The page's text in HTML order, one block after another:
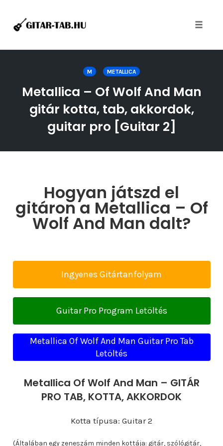
M METALLICA
Metallica – Of Wolf And Man
gitár kotta, tab, akkordok,
guitar pro [Guitar 2]
Hogyan játszd el
gitáron a Metallica – Of
Wolf And Man dalt?
Ingyenes Gitártanfolyam
Guitar Pro Program Letöltés
Metallica Of Wolf And Man Guitar Pro Tab
Letöltés
Metallica Of Wolf And Man – GITÁR
PRO TAB, KOTTA, AKKORDOK
Kotta típusa: Guitar 2
(Általában egy zeneszám minden kottája: gitár, szólógitár,